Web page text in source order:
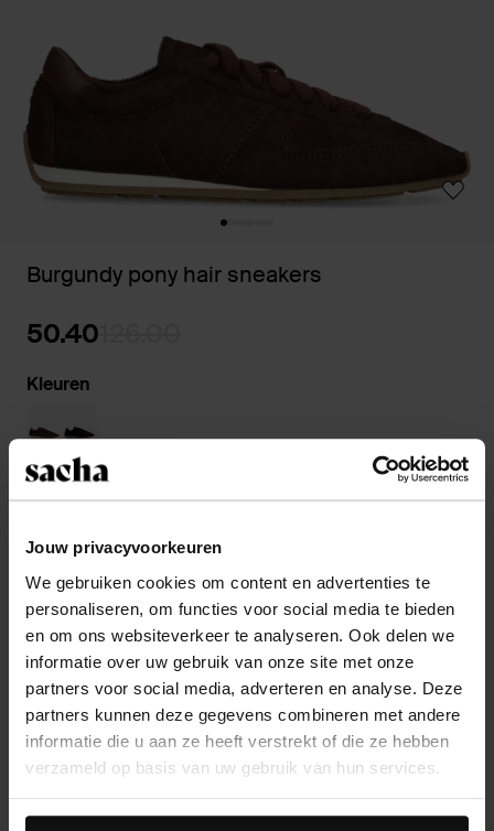
Jouw privacyvoorkeuren
We gebruiken cookies om content en advertenties te
personaliseren, om functies voor social media te bieden
en om ons websiteverkeer te analyseren. Ook delen we
informatie over uw gebruik van onze site met onze
partners voor social media, adverteren en analyse. Deze
partners kunnen deze gegevens combineren met andere
informatie die u aan ze heeft verstrekt of die ze hebben
verzameld op basis van uw gebruik van hun services.
Daarnaast werken wij samen met Google voor
Burgundy pony hair sneakers
50.40
Kleuren
Kies jouw maat
14 dagen bedenktijd
Snelle levering
Achteraf betalen
Product omschrijving
Deze burgundy pony hair sneakers van Sacha hebben
een platte zool van 1 cm en zijn aan de buitenzijde
gemaakt van pony hair leer.